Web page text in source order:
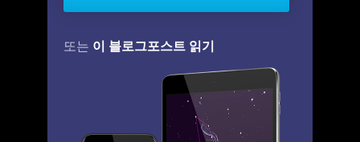
또는 이 블로그포스트 읽기